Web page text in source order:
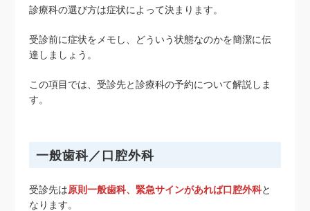
診療科の選び方は症状によって決まります。
受診前に症状をメモし、どういう状態なのかを簡潔に伝
達しましょう。
この項目では、受診先と診療科の予約について解説しま
す。
一般歯科／口腔外科
受診先は原則一般歯科、緊急サインがあれば口腔外科と
なります。